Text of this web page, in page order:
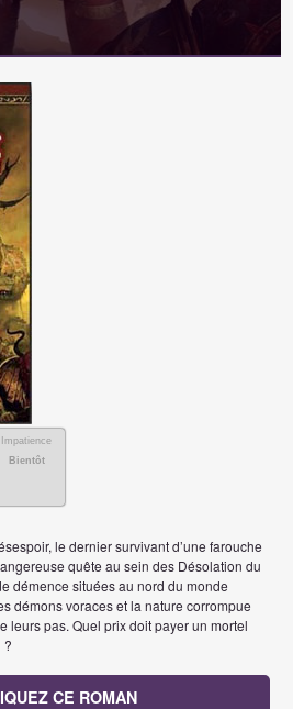
Impatience
Bientôt
le dernier survivant d’une farouche
quête au sein des Désolation du
démence situées au nord du monde
démons voraces et la nature corrompue
leurs pas. Quel prix doit payer un mortel
?
CE ROMAN